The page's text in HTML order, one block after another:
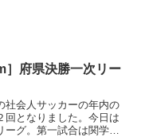
］府県決勝一次リー
社会人サッカーの年内の
回となりました。今日は
ーグ。第一試合は関学ク